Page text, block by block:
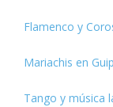
Flamenco y
Mariachis en
Tango y música